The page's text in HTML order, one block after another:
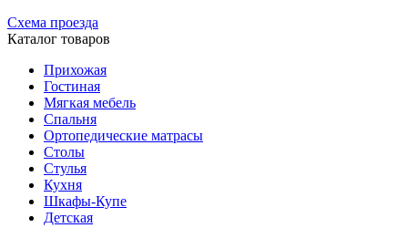
Схема проезда
Каталог товаров
Прихожая
Гостиная
Мягкая мебель
Спальня
Ортопедические матрасы
Столы
Стулья
Кухня
Шкафы-Купе
Детская